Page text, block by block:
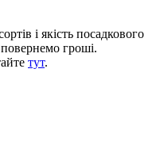
і якість посадкового
гроші.
тут.